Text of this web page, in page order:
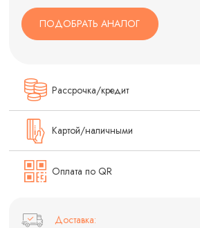
ПОДОБРАТЬ АНАЛОГ
Рассрочка/кредит
Картой/наличными
Оплата по QR
Доставка: